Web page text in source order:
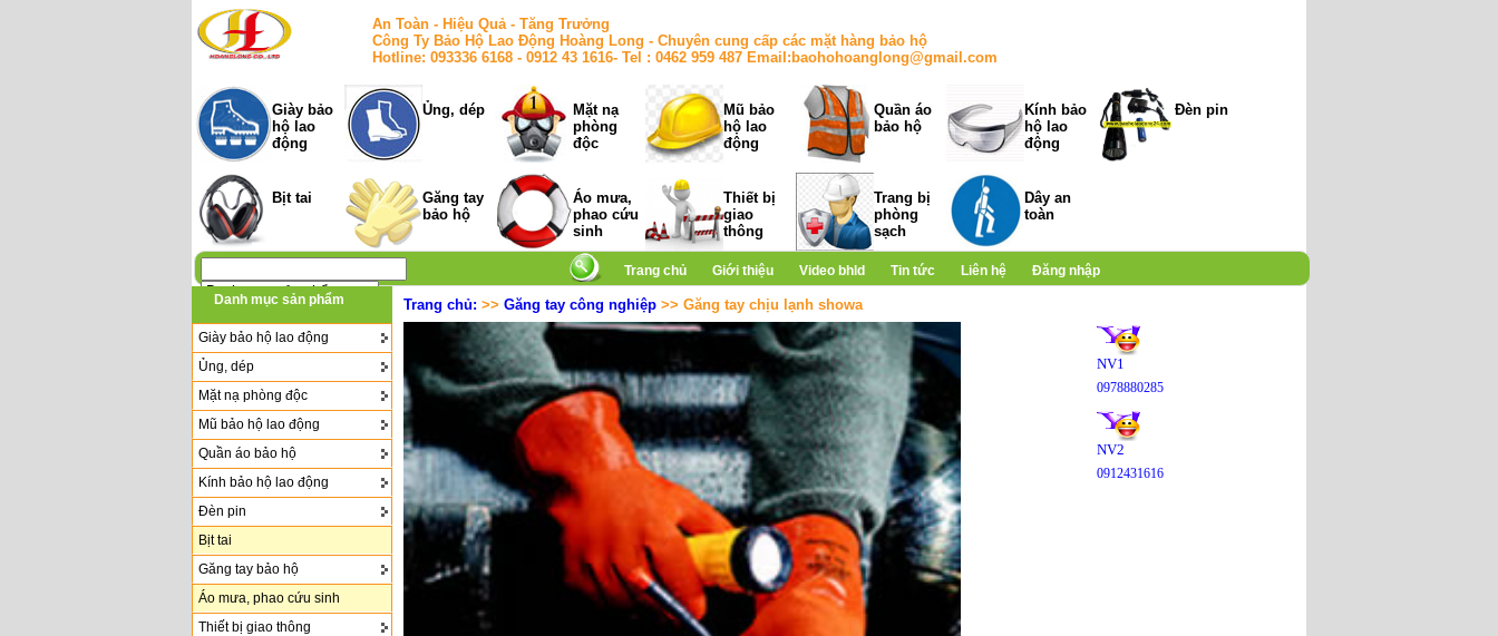
An Toàn - Hiệu Quả - Tăng Trưởng
Công Ty Bảo Hộ Lao Động Hoàng Long - Chuyên cung cấp các mặt hàng bảo hộ
Hotline: 093336 6168 - 0912 43 1616- Tel : 0462 959 487 Email:baohohoanglong@gmail.com
Giày bảo
hộ lao
động
Ủng, dép
Mặt nạ
phòng
độc
Mũ bảo
hộ lao
động
Quần áo
bảo hộ
Kính bảo
hộ lao
động
Đèn pin
Bịt tai
Găng tay
bảo hộ
Áo mưa,
phao cứu
sinh
Thiết bị
giao
thông
Trang bị
phòng
sạch
Dây an
toàn
Trang chủ Giới thiệu Video bhld Tin tức Liên hệ
Đăng nhập
Danh mục sản phẩm
Giày bảo hộ lao động
Ủng, dép
Mặt nạ phòng độc
Mũ bảo hộ lao động
Quần áo bảo hộ
Kính bảo hộ lao động
Đèn pin
Bịt tai
Găng tay bảo hộ
Áo mưa, phao cứu sinh
Thiết bị giao thông
Trang chủ: >> Găng tay công nghiệp >> Găng tay chịu lạnh showa
NV1
0978880285
NV2
0912431616